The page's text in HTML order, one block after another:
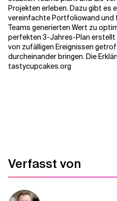
Projekten erleben. Dazu gibt es
vereinfachte Portfoliowand und
Teams generierten Wert zu
perfekten 3-Jahres-Plan erstellt
von zufälligen Ereignissen
durcheinander bringen. Die
tastycupcakes.org
Verfasst von